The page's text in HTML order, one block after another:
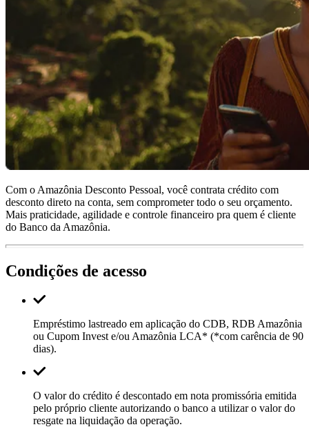
Com o Amazônia Desconto Pessoal, você contrata crédito com
desconto direto na conta, sem comprometer todo o seu orçamento.
Mais praticidade, agilidade e controle financeiro pra quem é cliente
do Banco da Amazônia.
Condições de acesso
Empréstimo lastreado em aplicação do CDB, RDB Amazônia
ou Cupom Invest e/ou Amazônia LCA* (*com carência de 90
dias).
O valor do crédito é descontado em nota promissória emitida
pelo próprio cliente autorizando o banco a utilizar o valor do
resgate na liquidação da operação.